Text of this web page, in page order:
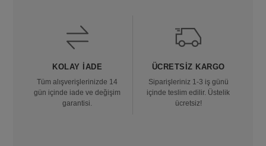
KOLAY İADE
Tüm alışverişlerinizde 14
gün içinde iade ve değişim
garantisi.
ÜCRETSIZ KARGO
Siparişleriniz 1-3 iş günü
içinde teslim edilir. Üstelik
ücretsiz!